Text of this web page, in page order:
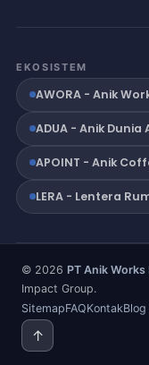
EKOSISTEM
AWORA - Anik
ADUA - Anik Dunia
APOINT - Anik
LERA - Lentera
© 2026 PT Anik Works
Impact Group.
SitemapFAQKontakBlog
↑